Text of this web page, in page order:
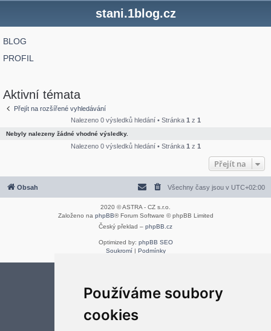
Používáme soubory
cookies
stani.1blog.cz
BLOG
PROFIL
Aktivní témata
Přejít na rozšířené vyhledávání
Nalezeno 0 výsledků hledání • Stránka 1 z 1
Nebyly nalezeny žádné vhodné výsledky.
Nalezeno 0 výsledků hledání • Stránka 1 z 1
Přejít na
Obsah Všechny časy jsou v UTC+02:00
2020 © ASTRA - CZ s.r.o.
Založeno na phpBB® Forum Software © phpBB Limited
Český překlad – phpBB.cz
Optimized by: phpBB SEO
Soukromí| Podmínky